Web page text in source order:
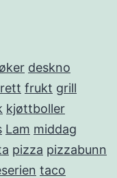
deskno
frukt grill
kjøttboller
Lam middag
pizza pizzabunn
taco